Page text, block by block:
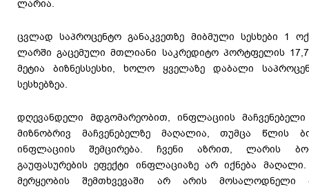
ლარია.
ცვლად საპროცენტო განაკვეთზე მიბმული სესხები 1
ლარში გაცემული მთლიანი საკრედიტო პორტფელის
მეტია ბიზნესსესხი, ხოლო ყველაზე დაბალი
სესხებზეა.
დღევანდელი მდგომარეობით, ინფლაციის
მიზნობრივ მაჩვენებელზე მაღალია, თუმცა წლის
ინფლაციის შემცირება. ჩვენი აზრით, ლარის
გაუფასურების ეფექტი ინფლაციაზე არ იქნება
მერყეობის შემთხვევაში არ არის მოსალოდნელი